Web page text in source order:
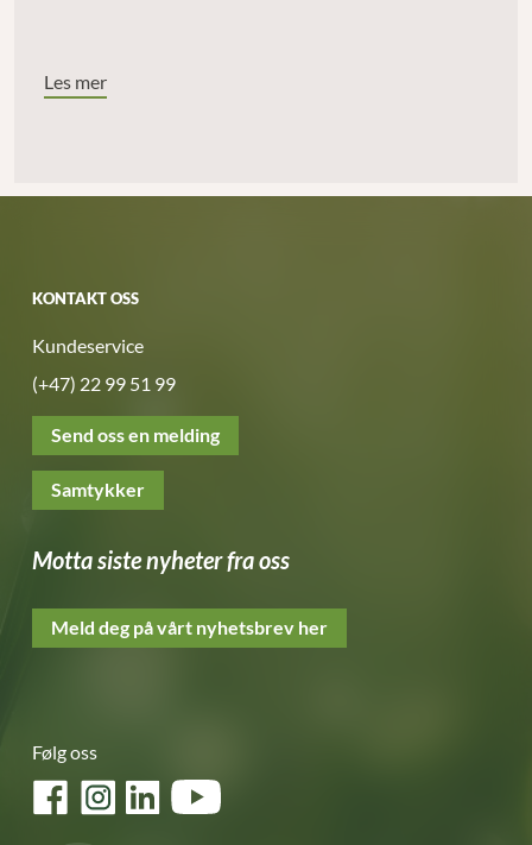
Les mer
KONTAKT OSS
Kundeservice
(+47) 22 99 51 99
Send oss en melding
Samtykker
Motta siste nyheter fra oss
Meld deg på vårt nyhetsbrev her
Følg oss
FacebookInstagramLinkedInYouTube